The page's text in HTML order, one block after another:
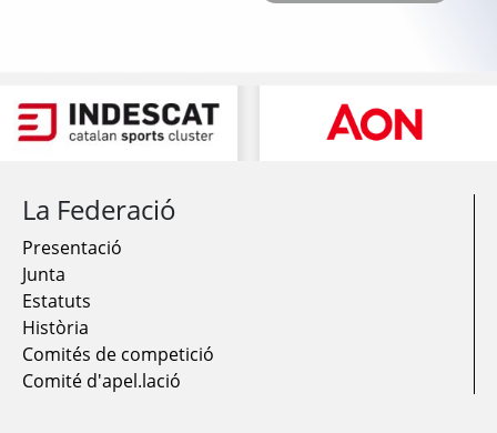
La Federació
Presentació
Junta
Estatuts
Història
Comités de competició
Comité d'apel.lació